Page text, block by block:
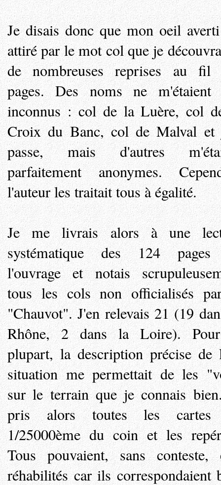
Je disais donc que mon oeil
attiré par le mot col que je
de nombreuses reprises au fil
pages. Des noms ne m'étaient
inconnus : col de la Luère, col
Croix du Banc, col de Malval et
passe, mais d'autres
parfaitement anonymes.
l'auteur les traitait tous à égalité.
Je me livrais alors à une
systématique des 124
l'ouvrage et notais
tous les cols non officialisés
"Chauvot". J'en relevais 21 (19
Rhône, 2 dans la Loire).
plupart, la description précise de
situation me permettait de les
sur le terrain que je connais
pris alors toutes les cartes
1/25000ème du coin et les
Tous pouvaient, sans conteste,
réhabilités car ils correspondaient